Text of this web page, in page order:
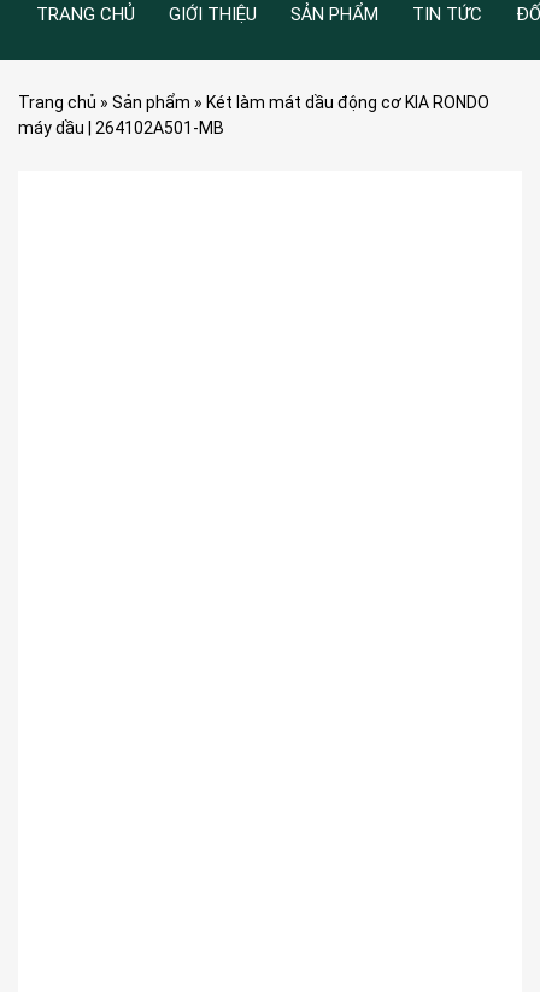
TRANG CHỦ GIỚI THIỆU SẢN PHẨM TIN TỨC
Trang chủ » Sản phẩm » Két làm mát dầu động cơ KIA RONDO
máy dầu | 264102A501-MB